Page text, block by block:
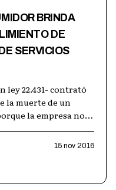
BRINDA
DE
SERVICIOS
ley 22.431- contrató
la muerte de un
la empresa no
15 nov 2016